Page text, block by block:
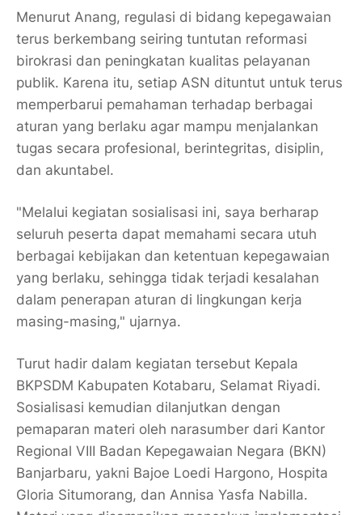
Menurut Anang, regulasi di bidang kepegawaian
terus berkembang seiring tuntutan reformasi
birokrasi dan peningkatan kualitas pelayanan
publik. Karena itu, setiap ASN dituntut untuk terus
memperbarui pemahaman terhadap berbagai
aturan yang berlaku agar mampu menjalankan
tugas secara profesional, berintegritas, disiplin,
dan akuntabel.
"Melalui kegiatan sosialisasi ini, saya berharap
seluruh peserta dapat memahami secara utuh
berbagai kebijakan dan ketentuan kepegawaian
yang berlaku, sehingga tidak terjadi kesalahan
dalam penerapan aturan di lingkungan kerja
masing-masing," ujarnya.
Turut hadir dalam kegiatan tersebut Kepala
BKPSDM Kabupaten Kotabaru, Selamat Riyadi.
Sosialisasi kemudian dilanjutkan dengan
pemaparan materi oleh narasumber dari Kantor
Regional VIII Badan Kepegawaian Negara (BKN)
Banjarbaru, yakni Bajoe Loedi Hargono, Hospita
Gloria Situmorang, dan Annisa Yasfa Nabilla.